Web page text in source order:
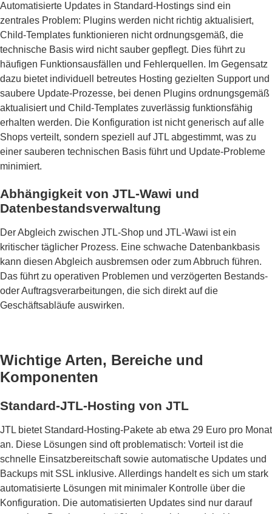
Automatisierte Updates in Standard-Hostings sind ein
zentrales Problem: Plugins werden nicht richtig aktualisiert,
Child-Templates funktionieren nicht ordnungsgemäß, die
technische Basis wird nicht sauber gepflegt. Dies führt zu
häufigen Funktionsausfällen und Fehlerquellen. Im Gegensatz
dazu bietet individuell betreutes Hosting gezielten Support und
saubere Update-Prozesse, bei denen Plugins ordnungsgemäß
aktualisiert und Child-Templates zuverlässig funktionsfähig
erhalten werden. Die Konfiguration ist nicht generisch auf alle
Shops verteilt, sondern speziell auf JTL abgestimmt, was zu
einer sauberen technischen Basis führt und Update-Probleme
minimiert.
Abhängigkeit von JTL-Wawi und
Datenbestandsverwaltung
Der Abgleich zwischen JTL-Shop und JTL-Wawi ist ein
kritischer täglicher Prozess. Eine schwache Datenbankbasis
kann diesen Abgleich ausbremsen oder zum Abbruch führen.
Das führt zu operativen Problemen und verzögerten Bestands-
oder Auftragsverarbeitungen, die sich direkt auf die
Geschäftsabläufe auswirken.
Wichtige Arten, Bereiche und
Komponenten
Standard-JTL-Hosting von JTL
JTL bietet Standard-Hosting-Pakete ab etwa 29 Euro pro Monat
an. Diese Lösungen sind oft problematisch: Vorteil ist die
schnelle Einsatzbereitschaft sowie automatische Updates und
Backups mit SSL inklusive. Allerdings handelt es sich um stark
automatisierte Lösungen mit minimaler Kontrolle über die
Konfiguration. Die automatisierten Updates sind nur darauf